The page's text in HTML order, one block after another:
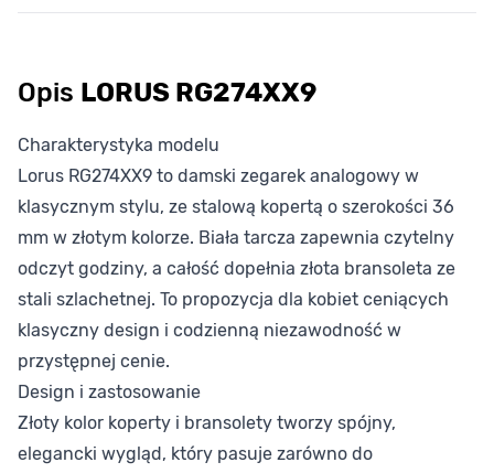
Opis LORUS RG274XX9
Charakterystyka modelu
Lorus RG274XX9 to damski zegarek analogowy w
klasycznym stylu, ze stalową kopertą o szerokości 36
mm w złotym kolorze. Biała tarcza zapewnia czytelny
odczyt godziny, a całość dopełnia złota bransoleta ze
stali szlachetnej. To propozycja dla kobiet ceniących
klasyczny design i codzienną niezawodność w
przystępnej cenie.
Design i zastosowanie
Złoty kolor koperty i bransolety tworzy spójny,
elegancki wygląd, który pasuje zarówno do